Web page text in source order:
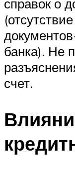
справок о
банка). Не
счет.